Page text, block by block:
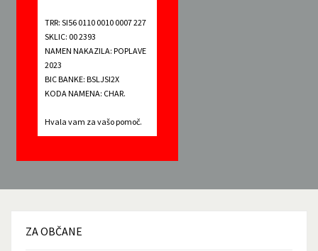
TRR: SI56 0110 0010 0007 227
SKLIC: 00 2393
NAMEN NAKAZILA: POPLAVE
2023
BIC BANKE: BSLJSI2X
KODA NAMENA: CHAR.
Hvala vam za vašo pomoč.
ZAOBČANE